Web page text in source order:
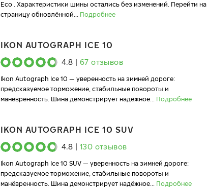
Eco . Характеристики шины остались без изменений. Перейти на
страницу обновлённой... Подробнее
IKON AUTOGRAPH ICE 10
4.8 67 отзывов
Ikon Autograph Ice 10 — уверенность на зимней дороге:
предсказуемое торможение, стабильные повороты и
манёвренность. Шина демонстрирует надёжное... Подробнее
IKON AUTOGRAPH ICE 10 SUV
4.8 130 отзывов
Ikon Autograph Ice 10 SUV — уверенность на зимней дороге:
предсказуемое торможение, стабильные повороты и
манёвренность. Шина демонстрирует надёжное... Подробнее